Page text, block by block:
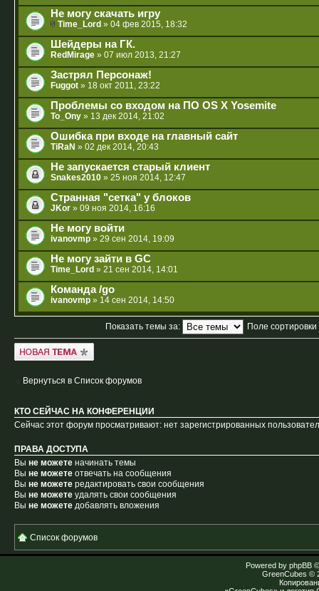
Не могу скачать игру
Time_Lord » 04 фев 2015, 18:32
Шейдеры на ГК.
RedMirage » 07 июл 2013, 21:27
Застрял Персонаж!
Fuggot » 18 окт 2011, 23:22
Проблемы со входом на ПО OS X Yosemite
To_Ony » 13 дек 2014, 21:02
Ошибка при входе на главный сайт
TiRaN » 02 дек 2014, 20:43
Не запускается старый клиент
Snakes2010 » 25 ноя 2014, 12:47
Странная "сетка" у блоков
JKor » 09 ноя 2014, 16:16
Не могу войти
ivanovmp » 29 сен 2014, 19:09
Не могу зайти в GC
Time_Lord » 21 сен 2014, 14:01
Команда /go
ivanovmp » 14 сен 2014, 14:50
Показать темы за: Поле сортировки
Новая тема
Вернуться в Список форумов
КТО СЕЙЧАС НА КОНФЕРЕНЦИИ
Сейчас этот форум просматривают: нет зарегистрированных
ПРАВА ДОСТУПА
Вы не можете начинать темы
Вы не можете отвечать на сообщения
Вы не можете редактировать свои сообщения
Вы не можете удалять свои сообщения
Вы не можете добавлять вложения
Список форумов
Powered by phpBB
GreenCubes ©